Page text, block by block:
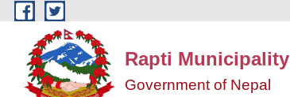
Skip to main content
Rapti Municipality
Government of Nepal